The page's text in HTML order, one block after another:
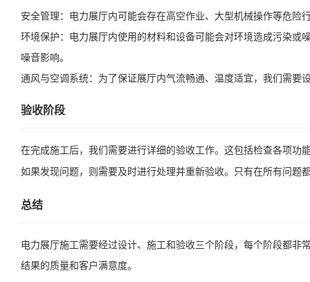
安全管理：电力展厅内可能会存在高空作业、大型机械操作等危险
环境保护：电力展厅内使用的材料和设备可能会对环境造成污染
噪音影响。
通风与空调系统：为了保证展厅内气流畅通、温度适宜，我们需要
验收阶段
在完成施工后，我们需要进行详细的验收工作。这包括检查各项
如果发现问题，则需要及时进行处理并重新验收。只有在所有问
总结
电力展厅施工需要经过设计、施工和验收三个阶段，每个阶段都
结果的质量和客户满意度。